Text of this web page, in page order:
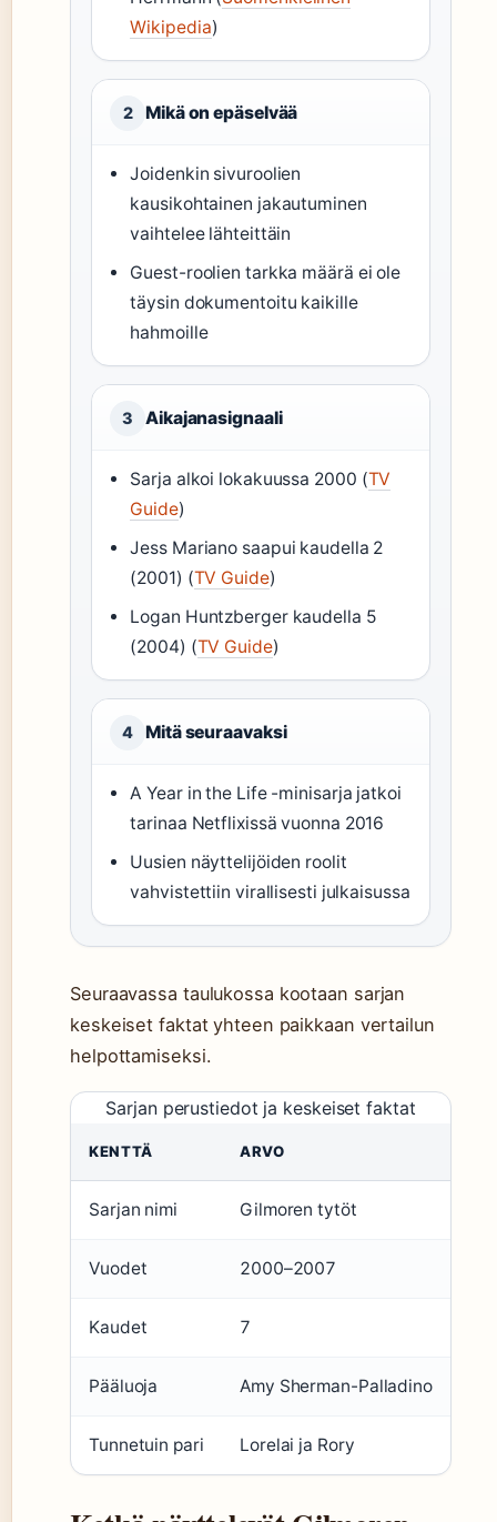
Wikipedia)
2 Mikä on epäselvää
Joidenkin sivuroolien
kausikohtainen jakautuminen
vaihtelee lähteittäin
Guest-roolien tarkka määrä ei ole
täysin dokumentoitu kaikille
hahmoille
3 Aikajanasignaali
Sarja alkoi lokakuussa 2000 (TV
Guide)
Jess Mariano saapui kaudella 2
(2001) (TV Guide)
Logan Huntzberger kaudella 5
(2004) (TV Guide)
4 Mitä seuraavaksi
A Year in the Life -minisarja jatkoi
tarinaa Netflixissä vuonna 2016
Uusien näyttelijöiden roolit
vahvistettiin virallisesti julkaisussa
Seuraavassa taulukossa kootaan sarjan
keskeiset faktat yhteen paikkaan vertailun
helpottamiseksi.
Sarjan perustiedot ja keskeiset faktat
KENTTÄ ARVO
Sarjan nimi Gilmoren tytöt
Vuodet 2000–2007
Kaudet 7
Pääluoja Amy Sherman-Palladino
Tunnetuin pari Lorelai ja Rory